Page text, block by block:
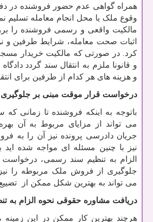
همراه گواهی عدم حضور فروشنده در
وقوع ملک یا محل انجام معامله تسلیم
مالکیت واقعی و رسمی فروشنده را
اثبات صحت معامله، شرایط طرفین و
کرد. در صورتی که مالکیت خریدار
و قانونا ملزم به انتقال سند گردد
و هزینه های هر کدام از طرفین برای
درخواست قرار موقت مبنی بر
باتوجه به اینکه فروشنده تا زمانی که
می تواند از مزایای مربوط به آن بهره
جریان دادرسی پرونده نیز آن را به
نیز با چنین مسئله ای مواجه شده
الزام به تنظیم سند رسمی،
جلوگیری از فروش ملک مربوطه را نیز
می تواند به بهترین شکل ممکن از
دریافت مشاوره حقوقی نحوه الزام به
هرچند بهترین کار ممکن در این